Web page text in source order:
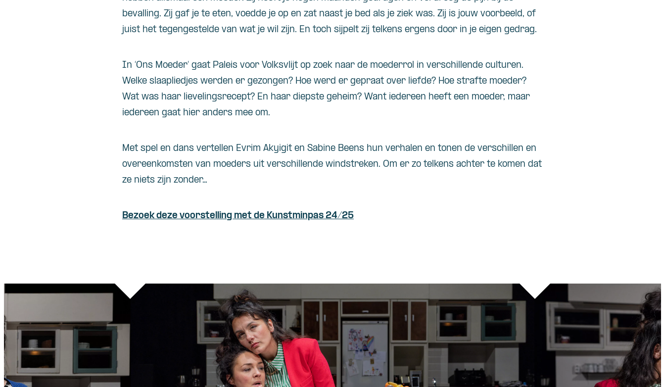
bevalling. Zij gaf je te eten, voedde je op en zat naast je bed als je ziek was. Zij is jouw voorbeeld, of
juist het tegengestelde van wat je wil zijn. En toch sijpelt zij telkens ergens door in je eigen gedrag.
In ‘Ons Moeder’ gaat Paleis voor Volksvlijt op zoek naar de moederrol in verschillende culturen.
Welke slaapliedjes werden er gezongen? Hoe werd er gepraat over liefde? Hoe strafte moeder?
Wat was haar lievelingsrecept? En haar diepste geheim? Want iedereen heeft een moeder, maar
iedereen gaat hier anders mee om.
Met spel en dans vertellen Evrim Akyigit en Sabine Beens hun verhalen en tonen de verschillen en
overeenkomsten van moeders uit verschillende windstreken. Om er zo telkens achter te komen dat
ze niets zijn zonder…
Bezoek deze voorstelling met de Kunstminpas 24/25